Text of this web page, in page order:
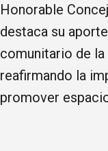
Honorable
destaca su
comunitario de la
reafirmando la
promover